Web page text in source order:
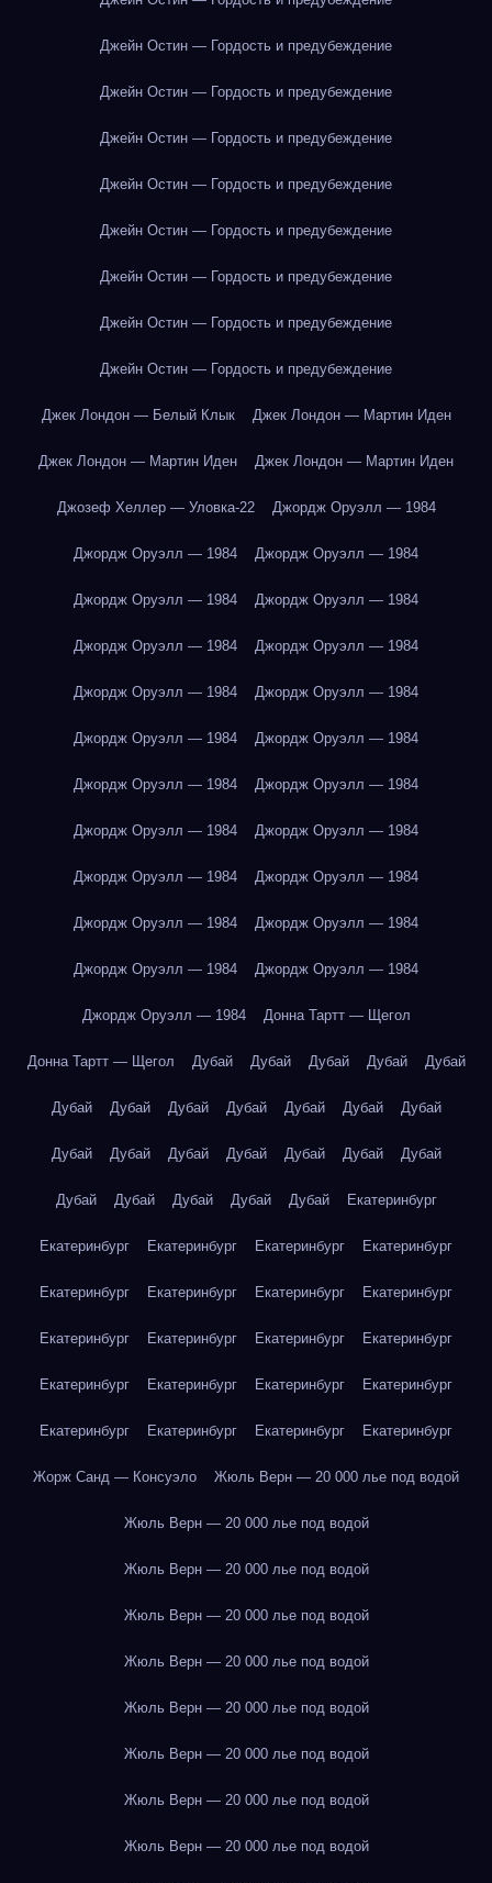
Джейн Остин — Гордость и предубеждение
Джейн Остин — Гордость и предубеждение
Джейн Остин — Гордость и предубеждение
Джейн Остин — Гордость и предубеждение
Джейн Остин — Гордость и предубеждение
Джейн Остин — Гордость и предубеждение
Джейн Остин — Гордость и предубеждение
Джейн Остин — Гордость и предубеждение
Джек Лондон — Белый Клык Джек Лондон — Мартин Иден
Джек Лондон — Мартин Иден Джек Лондон — Мартин Иден
Джозеф Хеллер — Уловка-22 Джордж Оруэлл — 1984
Джордж Оруэлл — 1984 Джордж Оруэлл — 1984
Джордж Оруэлл — 1984 Джордж Оруэлл — 1984
Джордж Оруэлл — 1984 Джордж Оруэлл — 1984
Джордж Оруэлл — 1984 Джордж Оруэлл — 1984
Джордж Оруэлл — 1984 Джордж Оруэлл — 1984
Джордж Оруэлл — 1984 Джордж Оруэлл — 1984
Джордж Оруэлл — 1984 Джордж Оруэлл — 1984
Джордж Оруэлл — 1984 Джордж Оруэлл — 1984
Джордж Оруэлл — 1984 Джордж Оруэлл — 1984
Джордж Оруэлл — 1984 Джордж Оруэлл — 1984
Джордж Оруэлл — 1984 Донна Тартт — Щегол
Донна Тартт — Щегол Дубай Дубай Дубай Дубай Дубай
Дубай Дубай Дубай Дубай Дубай Дубай Дубай
Дубай Дубай Дубай Дубай Дубай Дубай Дубай
Дубай Дубай Дубай Дубай Дубай Екатеринбург
Екатеринбург Екатеринбург Екатеринбург Екатеринбург
Екатеринбург Екатеринбург Екатеринбург Екатеринбург
Екатеринбург Екатеринбург Екатеринбург Екатеринбург
Екатеринбург Екатеринбург Екатеринбург Екатеринбург
Екатеринбург Екатеринбург Екатеринбург Екатеринбург
Жорж Санд — Консуэло Жюль Верн — 20 000 лье под водой
Жюль Верн — 20 000 лье под водой
Жюль Верн — 20 000 лье под водой
Жюль Верн — 20 000 лье под водой
Жюль Верн — 20 000 лье под водой
Жюль Верн — 20 000 лье под водой
Жюль Верн — 20 000 лье под водой
Жюль Верн — 20 000 лье под водой
Жюль Верн — 20 000 лье под водой